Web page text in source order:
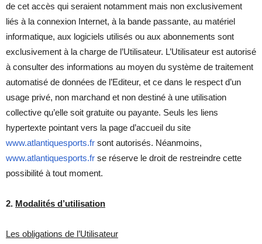
de cet accès qui seraient notamment mais non exclusivement
liés à la connexion Internet, à la bande passante, au matériel
informatique, aux logiciels utilisés ou aux abonnements sont
exclusivement à la charge de l’Utilisateur. L’Utilisateur est autorisé
à consulter des informations au moyen du système de traitement
automatisé de données de l’Editeur, et ce dans le respect d’un
usage privé, non marchand et non destiné à une utilisation
collective qu’elle soit gratuite ou payante. Seuls les liens
hypertexte pointant vers la page d’accueil du site
www.atlantiquesports.fr sont autorisés. Néanmoins,
www.atlantiquesports.fr se réserve le droit de restreindre cette
possibilité à tout moment.
2. Modalités d’utilisation
Les obligations de l’Utilisateur